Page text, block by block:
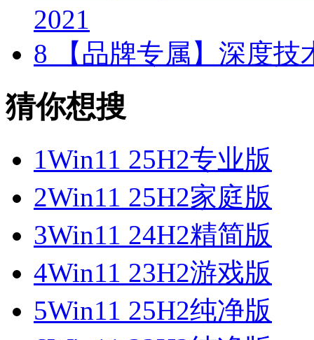
2021
8 【品牌专属】深度技
猜你想搜
1Win11 25H2专业版
2Win11 25H2家庭版
3Win11 24H2精简版
4Win11 23H2游戏版
5Win11 25H2纯净版